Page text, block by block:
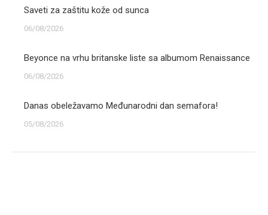
Saveti za zaštitu kože od sunca
06/08/2026
Beyonce na vrhu britanske liste sa albumom Renaissance
06/08/2026
Danas obeležavamo Međunarodni dan semafora!
05/08/2026